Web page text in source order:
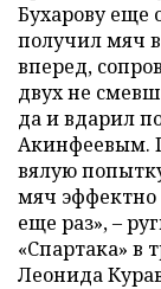
Бухарову еще
получил мяч
вперед,
двух не
да и вдарил
Акинфеевым.
вялую
мяч эффектно
еще раз», –
«Спартака» в
Леонида